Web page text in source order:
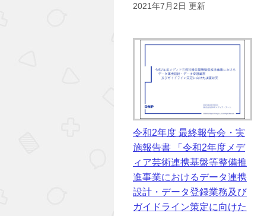
2021年7月2日 更新
令和2年度 最終報告会・実
施報告書 「令和2年度メデ
ィア芸術連携基盤等整備推
進事業におけるデータ連携
設計・データ登録業務及び
ガイドライン策定に向けた